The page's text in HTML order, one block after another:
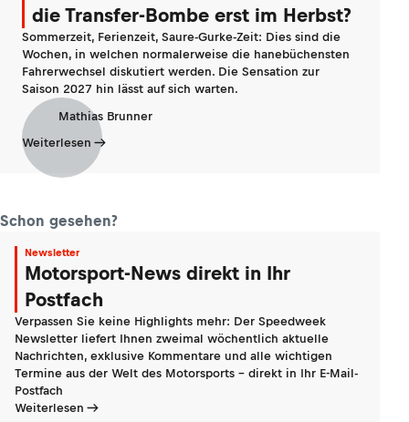
die Transfer-Bombe erst im Herbst?
Sommerzeit, Ferienzeit, Saure-Gurke-Zeit: Dies sind die
Wochen, in welchen normalerweise die hanebüchensten
Fahrerwechsel diskutiert werden. Die Sensation zur
Saison 2027 hin lässt auf sich warten.
Mathias Brunner
Weiterlesen
Schon gesehen?
Newsletter
Motorsport-News direkt in Ihr
Postfach
Verpassen Sie keine Highlights mehr: Der Speedweek
Newsletter liefert Ihnen zweimal wöchentlich aktuelle
Nachrichten, exklusive Kommentare und alle wichtigen
Termine aus der Welt des Motorsports - direkt in Ihr E-Mail-
Postfach
Weiterlesen